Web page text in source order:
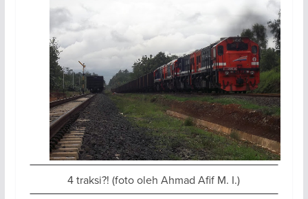
4 traksi?! (foto oleh Ahmad Afif M. I.)